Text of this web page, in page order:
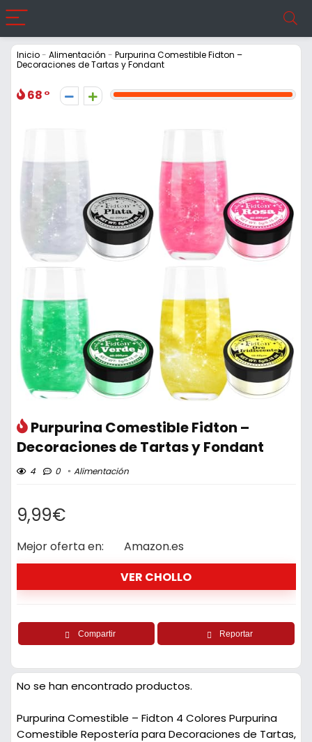
Inicio- Alimentación - Purpurina Comestible Fidton –
Decoraciones de Tartas y Fondant
68
Purpurina Comestible Fidton –
Decoraciones de Tartas y Fondant
4 0 Alimentación
9,99€
Mejor oferta en:
Amazon.es
VER CHOLLO
Compartir Reportar
No se han encontrado productos.
Purpurina Comestible – Fidton 4 Colores Purpurina
Comestible Repostería para Decoraciones de Tartas,